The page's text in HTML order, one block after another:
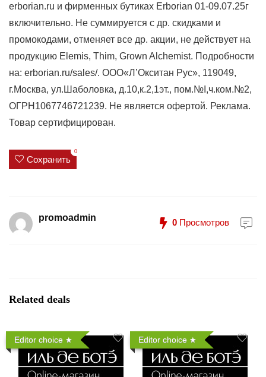
erborian.ru и фирменных бутиках Erborian 01-09.07.25г
включительно. Не суммируется с др. скидками и
промокодами, отменяет все др. акции, не действует на
продукцию Elemis, Thim, Grown Alchemist. Подробности
на: erborian.ru/sales/. ООО«Л’Окситан Рус», 119049,
г.Москва, ул.Шаболовка, д.10,к.2,1эт., пом.№I,ч.ком.№2,
ОГРН1067746721239. Не является офертой. Реклама.
Товар сертифицирован.
Сохранить
0
promoadmin 0 Просмотров
Related deals
Editor choice Editor choice